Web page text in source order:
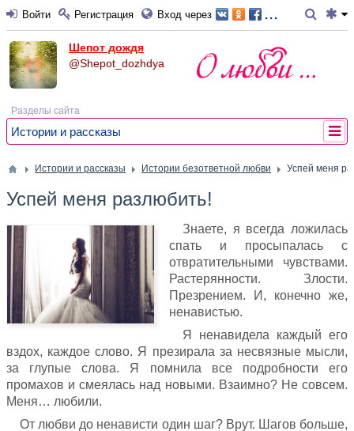
Войти Регистрация Вход через ...
Шепот дождя
@Shepot_dozhdya
Разделы сайта
Истории и рассказы
Истории и рассказы Истории безответной любви Успей меня
Успей меня разлюбить!
Знаете, я всегда ложилась
спать и просыпалась с
отвратительными чувствами.
Растерянности. Злости.
Презрением. И, конечно же,
ненавистью.
Я ненавидела каждый его
вздох, каждое слово. Я презирала за несвязные мысли,
за глупые слова. Я помнила все подробности его
промахов и смеялась над новыми. Взаимно? Не совсем.
Меня… любили.
От любви до ненависти один шаг? Врут. Шагов больше,